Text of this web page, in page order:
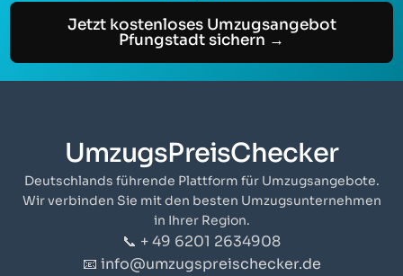
Jetzt kostenloses Umzugsangebot
Pfungstadt sichern →
UmzugsPreisChecker
Deutschlands führende Plattform für Umzugsangebote.
Wir verbinden Sie mit den besten Umzugsunternehmen
in Ihrer Region.
📞 + 49 6201 2634908
📧 info@umzugspreischecker.de